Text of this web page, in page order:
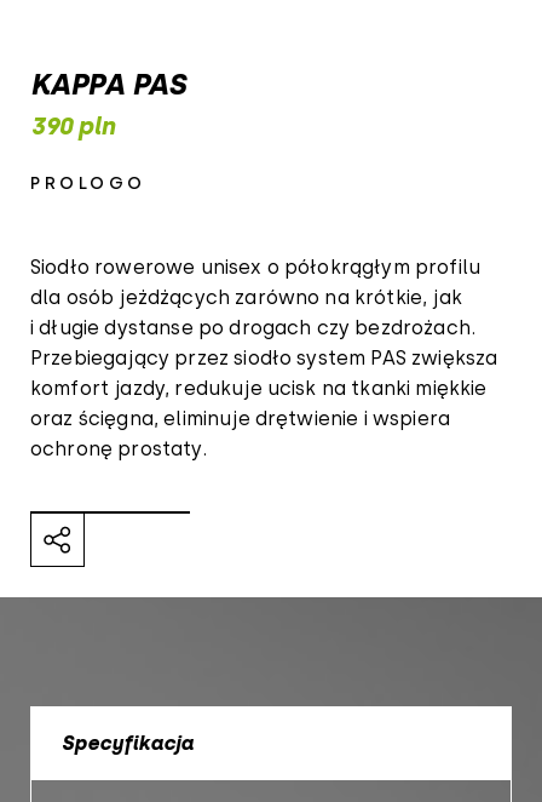
KAPPA PAS
390 pln
PROLOGO
Siodło rowerowe unisex o półokrągłym profilu
dla osób jeżdżących zarówno na krótkie, jak
i długie dystanse po drogach czy bezdrożach.
Przebiegający przez siodło system PAS zwiększa
komfort jazdy, redukuje ucisk na tkanki miękkie
oraz ścięgna, eliminuje drętwienie i wspiera
ochronę prostaty.
Specyfikacja